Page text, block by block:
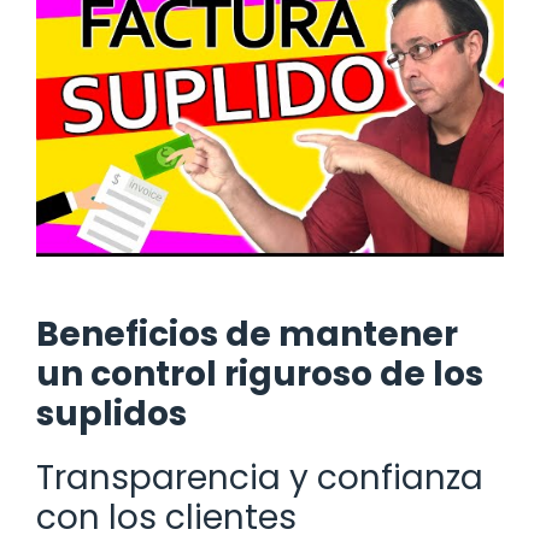
Beneficios de mantener
un control riguroso de los
suplidos
Transparencia y confianza
con los clientes